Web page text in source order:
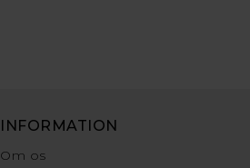
INFORMATION
Om os